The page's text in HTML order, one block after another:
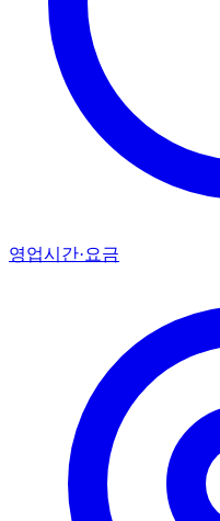
영업시간·요금